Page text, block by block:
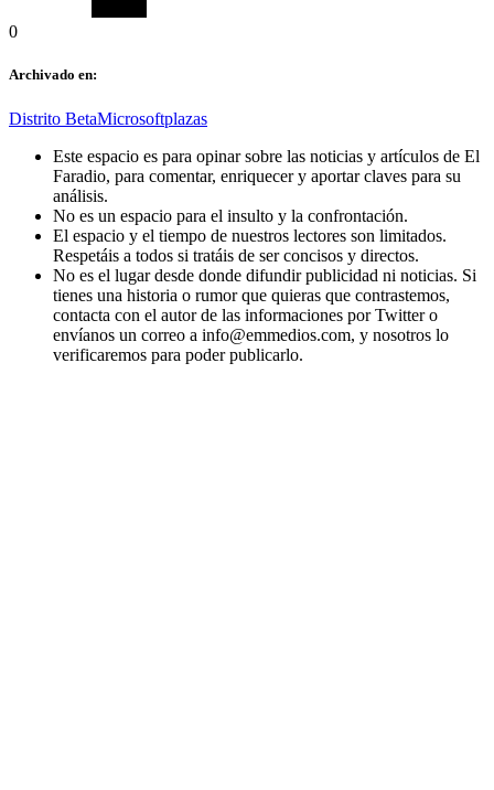
0
Archivado en:
Distrito BetaMicrosoftplazas
Este espacio es para opinar sobre las noticias y artículos de El
Faradio, para comentar, enriquecer y aportar claves para su
análisis.
No es un espacio para el insulto y la confrontación.
El espacio y el tiempo de nuestros lectores son limitados.
Respetáis a todos si tratáis de ser concisos y directos.
No es el lugar desde donde difundir publicidad ni noticias. Si
tienes una historia o rumor que quieras que contrastemos,
contacta con el autor de las informaciones por Twitter o
envíanos un correo a info@emmedios.com, y nosotros lo
verificaremos para poder publicarlo.